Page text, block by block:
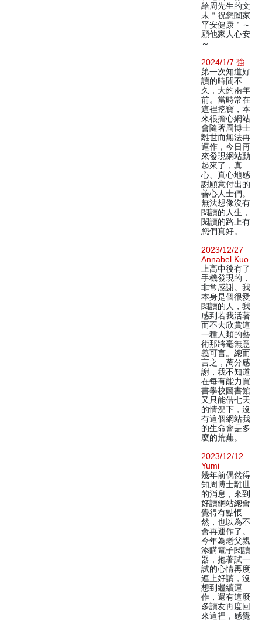
給周先生的文
末＂祝您闔家
平安健康＂～
願他家人心安
～
2024/1/7 強
第一次知道好
讀的時間不
久，大約兩年
前。當時常在
這裡挖寶，本
來很擔心網站
會隨著周博士
離世而無法再
運作，今日再
來發現網站動
起來了，真
心、真心地感
謝願意付出的
善心人士們。
無法想像沒有
閱讀的人生，
閱讀的路上有
您們真好。
2023/12/27
Annabel Kuo
上高中後有了
手機發現的，
非常感謝。我
本身是個很愛
閱讀的人，我
感到若我活著
而不去欣賞這
一種人類的藝
術那將毫無意
義可言。總而
言之，萬分感
謝，我不知道
在每有能力買
書學校圖書館
又只能借七天
的情況下，沒
有這個網站我
的生命會是多
麼的荒蕪。
2023/12/12
Yumi
幾年前偶然得
知周博士離世
的消息，來到
好讀網站總會
覺得有點悵
然，也以為不
會再運作了。
今年為老父親
添購電子閱讀
器，抱著試一
試的心情再度
連上好讀，沒
想到繼續運
作，還有這麼
多讀友再度回
來這裡，感覺